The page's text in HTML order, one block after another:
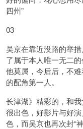
四州”
03
吴京在靠近没路的举
了属于本人唯一无二
他莫属，今后后，不
的配角第一人。
长津湖》精彩的，和
很出色，好影片与好
色，而吴京也再次封“